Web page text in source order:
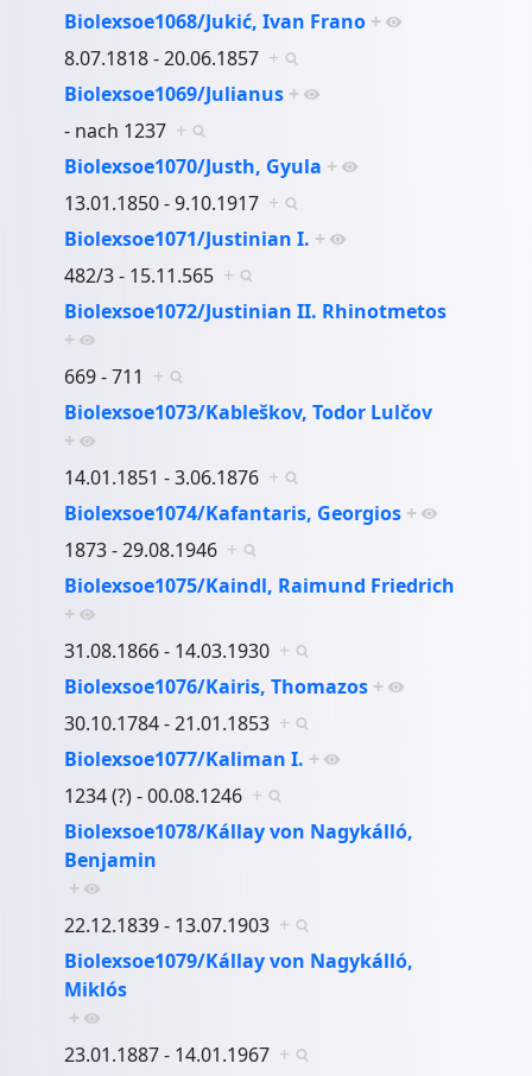
Biolexsoe1068/Jukić, Ivan Frano +
8.07.1818 - 20.06.1857 +
Biolexsoe1069/Julianus +
- nach 1237 +
Biolexsoe1070/Justh, Gyula +
13.01.1850 - 9.10.1917 +
Biolexsoe1071/Justinian I. +
482/3 - 15.11.565 +
Biolexsoe1072/Justinian II. Rhinotmetos
+
669 - 711 +
Biolexsoe1073/Kableškov, Todor Lulčov
+
14.01.1851 - 3.06.1876 +
Biolexsoe1074/Kafantaris, Georgios +
1873 - 29.08.1946 +
Biolexsoe1075/Kaindl, Raimund Friedrich
+
31.08.1866 - 14.03.1930 +
Biolexsoe1076/Kairis, Thomazos +
30.10.1784 - 21.01.1853 +
Biolexsoe1077/Kaliman I. +
1234 (?) - 00.08.1246 +
Biolexsoe1078/Kállay von Nagykálló,
Benjamin
+
22.12.1839 - 13.07.1903 +
Biolexsoe1079/Kállay von Nagykálló,
Miklós
+
23.01.1887 - 14.01.1967 +